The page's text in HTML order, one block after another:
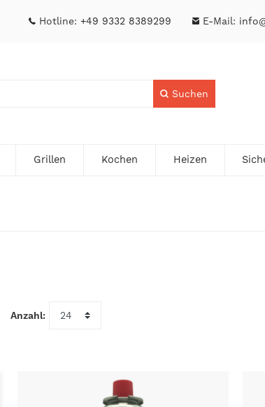
Hotline: +49 9332 8389299 E-Mail:
Suchen
Grillen Kochen Heizen